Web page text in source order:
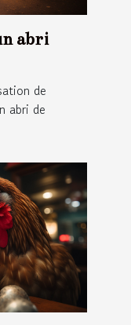
abri
de
abri de